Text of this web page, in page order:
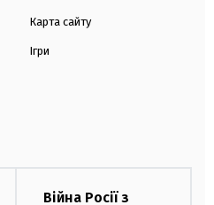
Карта сайту
Ігри
Війна Росії з